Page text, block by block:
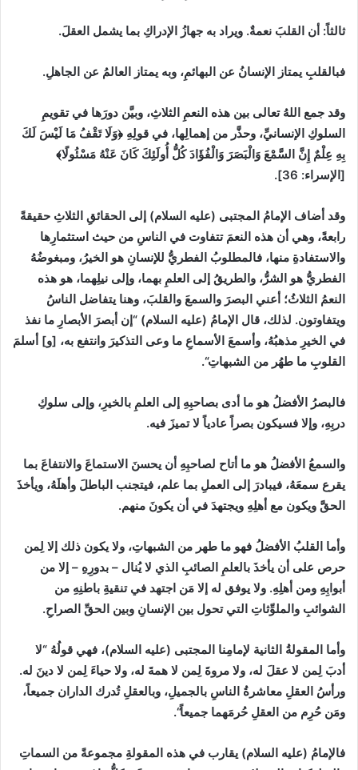
ثالثاً: أن القلبَ نعمةٌ. ويراد به جهازُ الإدراكِ بما يشمل العقلَ.
فبالقلبِ يمتاز الإنسانُ عن البهائمِ، وبه يمتاز العالمُ عن الجاهلِ.
وقد جمع اللهُ تعالى بين هذه النعمِ الثلاثِ، وبيَّن دورَها في تقويمِ
السلوكِ الإنسانيِّ، وحذَّر من إهمالِها، في قولِهِ ﴿وَلَا تَقْفُ مَا لَيْسَ لَكَ
بِهِ عِلْمٌ ‌إِنَّ ‌السَّمْعَ وَالْبَصَرَ وَالْفُؤَادَ كُلُّ أُولَئِكَ كَانَ عَنْهُ مَسْئُولًا﴾
[الإسراء:
36]
.
وقد أضاف الإمامُ المجتبى (عليه السلام) إلى الحقائقِ الثلاثِ حقيقةً
رابعةً، وهي أن هذه النعمَ تتفاوت في الناسِ من حيث استثمارِها
والاستفادةِ منها، فالمطلوبُ الفطريُّ للإنسانِ هو الخيرُ، ومبغوضُهُ
الفطريُّ هو الشرُّ، والطريقُ إلى العلمِ بهما، وإلى نيلِهما، هو هذه
النعمُ الثلاثُ؛ أعني البصرَ والسمعَ والقلبَ، وهنا يتفاضل الناسُ
ويتفاوتون. لذلك، قال الإمامُ (عليه السلام)
“إن أبصرَ الأبصارِ ما نفذ
في الخيرِ مذهبُهُ، وأسمعَ الأسماعِ ما وعى التذكيرَ وانتفع به، [و] أسلمَ
القلوبِ ما طهُر من الشبهاتِ“
.
فالبصرُ الأفضلُ هو ما أدى بصاحبِهِ إلى العلمِ بالخيرِ، وإلى سلوكِ
دربِهِ، وإلا فسيكون بصراً عادياً لا تميزَ فيه.
والسمعُ الأفضلُ هو ما أتاح لصاحبِهِ أن يحسنَ الاستماعَ والانتفاعَ بما
يقرع سمعَهُ، فيبادرَ إلى العملِ بما علم، فيتجنب الباطلَ وأهلَهُ، ويأخذَ
الحقَّ ويكون مع أهلِهِ ويجتهدَ في أن يكونَ منهم.
وأما القلبُ الأفضلُ فهو ما طهر من الشبهاتِ، ولا يكون ذلك إلا لِمن
حرص على أن يأخذَ بالعلمِ الصائبِ الذي لا يُنال – بدورِهِ – إلا من
أبوابِهِ ومن أهلِهِ. ولا يوفق له إلا مَن اجتهد في تنقيةِ باطنِهِ من
الشوائبِ والملوِّثاتِ التي تحول بين الإنسانِ وبين الحقِّ الصراحِ.
وأما المقولةُ الثانية لإمامِنا المجتبى (عليه السلام)، فهي قولُهُ “لا
أدبَ لِمن لا عقلَ له، ولا مروةَ لِمن لا همةَ له، ولا حياءَ لِمن لا دينَ له.
ورأسُ العقلِ معاشرةُ الناسِ بالجميلِ، وبالعقلِ تُدرك الداران جميعاً،
ومَن حُرِم من العقلِ حُرمَهما جميعاً“
.
فالإمامُ (عليه السلام) يقارب في هذه المقولةِ مجموعةً من السماتِ